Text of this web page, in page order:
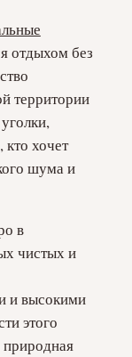
отдыхом без
территории
кто хочет
шума и
в
чистых и
и высокими
этого
природная